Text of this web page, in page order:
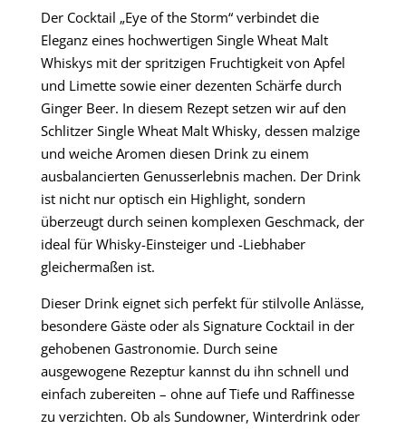
Der Cocktail „Eye of the Storm“ verbindet die
Eleganz eines hochwertigen Single Wheat Malt
Whiskys mit der spritzigen Fruchtigkeit von Apfel
und Limette sowie einer dezenten Schärfe durch
Ginger Beer. In diesem Rezept setzen wir auf den
Schlitzer Single Wheat Malt Whisky, dessen malzige
und weiche Aromen diesen Drink zu einem
ausbalancierten Genusserlebnis machen. Der Drink
ist nicht nur optisch ein Highlight, sondern
überzeugt durch seinen komplexen Geschmack, der
ideal für Whisky-Einsteiger und -Liebhaber
gleichermaßen ist.
Dieser Drink eignet sich perfekt für stilvolle Anlässe,
besondere Gäste oder als Signature Cocktail in der
gehobenen Gastronomie. Durch seine
ausgewogene Rezeptur kannst du ihn schnell und
einfach zubereiten – ohne auf Tiefe und Raffinesse
zu verzichten. Ob als Sundowner, Winterdrink oder